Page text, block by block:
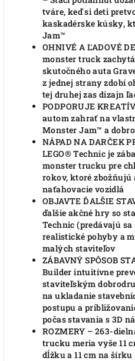
tváre, keď si deti
kaskadérske kúsky,
Jam™
OHNIVÉ A ĽADOVÉ
monster truck
skutočného auta
z jednej strany zdobí
tej druhej zas dizajn
PODPORUJE
autom zahrať na
Monster Jam™ a
NÁPAD NA DARČEK
LEGO® Technic je
monster trucku pre
rokov, ktoré zbožňujú
naťahovacie vozidlá
OBJAVTE ĎALŠIE
ďalšie akčné hry so
Technic (predávajú
realistické pohyby a
malých staviteľov
ZÁBAVNÝ SPÔSOB
Builder intuitívne
staviteľským
na ukladanie
postupu a
počas stavania s 3D
ROZMERY – 263-
trucku meria vyše 11
dĺžku a 11 cm na šírku